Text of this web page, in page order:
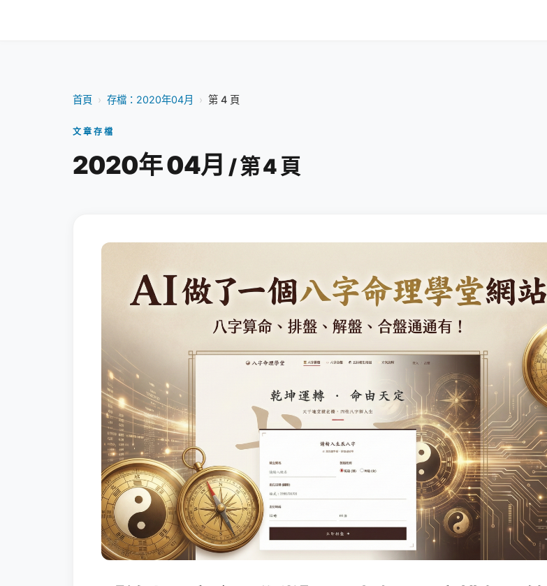
首頁 › 存檔：2020年04月 › 第 4 頁
文章存檔
2020年 04月 / 第 4 頁